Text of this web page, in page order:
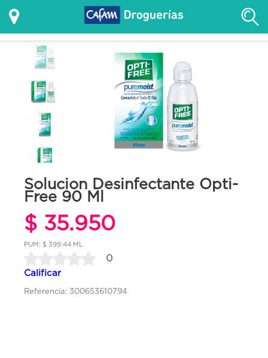
Solucion Desinfectante Opti-
Free 90 Ml
$ 35.950
PUM: $ 399.44 ML
0
Calificar
Referencia: 300653610794